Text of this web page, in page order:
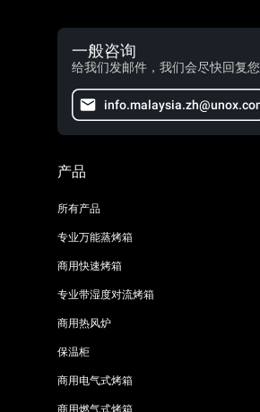
一般咨询
给我们发邮件，我们会尽快回复您
产品
所有产品
专业万能蒸烤箱
商用快速烤箱
专业带湿度对流烤箱
商用热风炉
保温柜
商用电气式烤箱
商用燃气式烤箱